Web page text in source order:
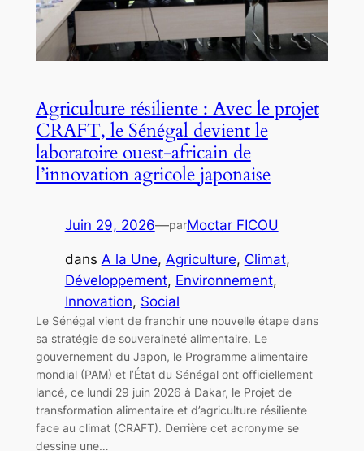
Agriculture résiliente : Avec le projet
CRAFT, le Sénégal devient le
laboratoire ouest-africain de
l’innovation agricole japonaise
Juin 29, 2026—parMoctar FICOU
dans A la Une, Agriculture, Climat
Développement, Environnement
Innovation, Social
Le Sénégal vient de franchir une nouvelle étape dans
sa stratégie de souveraineté alimentaire. Le
gouvernement du Japon, le Programme alimentaire
mondial (PAM) et l’État du Sénégal ont officiellement
lancé, ce lundi 29 juin 2026 à Dakar, le Projet de
transformation alimentaire et d’agriculture résiliente
face au climat (CRAFT). Derrière cet acronyme se
dessine une…